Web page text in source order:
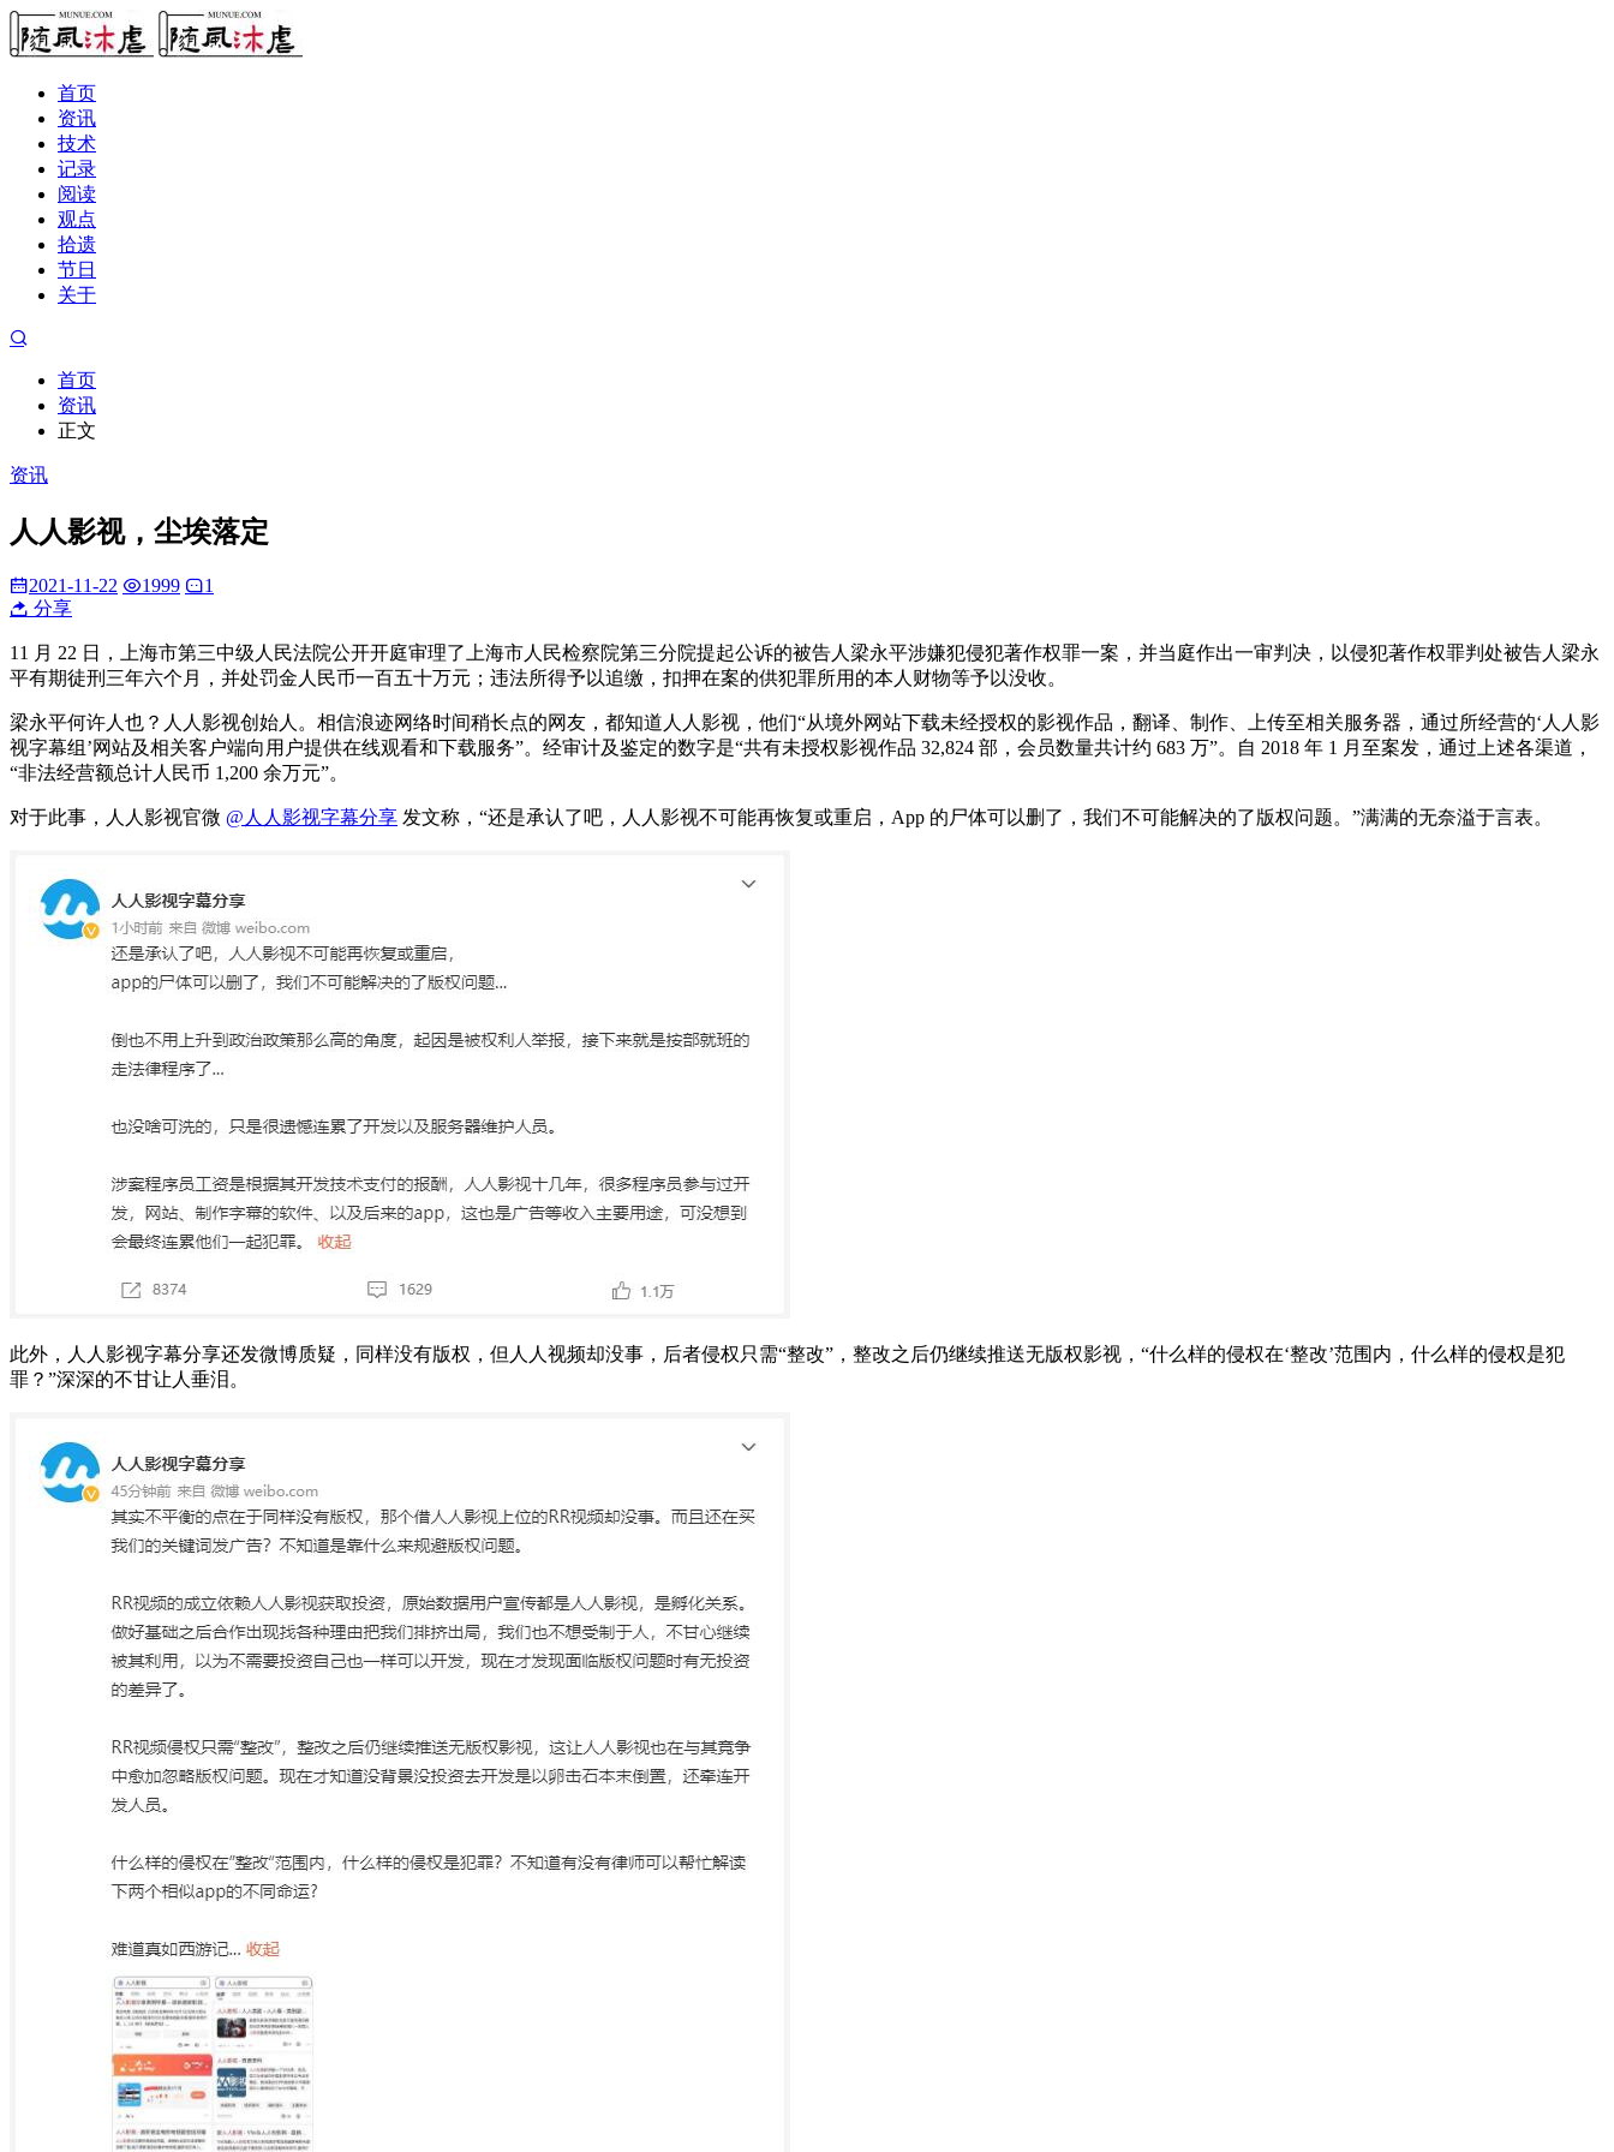
首页
资讯
技术
记录
阅读
观点
拾遗
节日
关于
首页
资讯
正文
资讯
人人影视，尘埃落定
2021-11-22 1999
1
分享
11 月 22 日，上海市第三中级人民法院公开开庭审理了上海市人民检察院第三分院提起公诉的被告人梁永平涉嫌犯侵犯著作权罪一案，并当庭作出一审判决， 以侵犯著作权罪判处被告人梁永
平有期徒刑三年六个月，并处罚金人民币一百五十万元 ；违法所得予以追缴，扣押在案的供犯罪所用的本人财物等予以没收。
梁永平何许人也？人人影视创始人。相信浪迹网络时间稍长点的网友，都知道人人影视，他们“从境外网站下载未经授权的影视作品，翻译、制作、上传至相关服务器，通过所经营的‘人人影
视字幕组’网站及相关客户端向用户提供在线观看和下载服务”。经审计及鉴定的数字是“共有未授权影视作品 32,824 部，会员数量共计约 683 万”。自 2018 年 1 月至案发，通过上述各渠道，
“非法经营额总计人民币 1,200 余万元”。
对于此事，人人影视官微 @人人影视字幕分享 发文称，“还是承认了吧，人人影视不可能再恢复或重启，App 的尸体可以删了，我们不可能解决的了版权问题。”满满的无奈溢于言表。
此外，人人影视字幕分享还发微博质疑， 同样没有版权，但人人视频却没事，后者侵权只需“整改” ，整改之后仍继续推送无版权影视，“什么样的侵权在‘整改’范围内，什么样的侵权是犯
罪？”深深的不甘让人垂泪。